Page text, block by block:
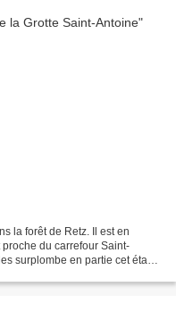
la forêt de Retz. Il est en
du carrefour Saint-
surplombe en partie cet étang